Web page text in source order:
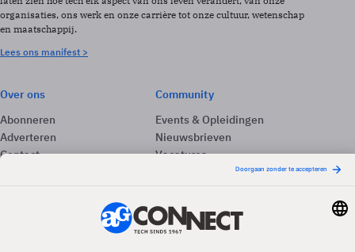
organisaties, ons werk en onze carrière tot onze cultuur, wetenschap
en maatschappij.
Lees ons manifest >
Over ons
Abonneren
Adverteren
Contact
Community
Events & Opleidingen
Nieuwsbrieven
Vacatures